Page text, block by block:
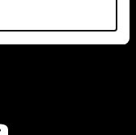
Om cookies